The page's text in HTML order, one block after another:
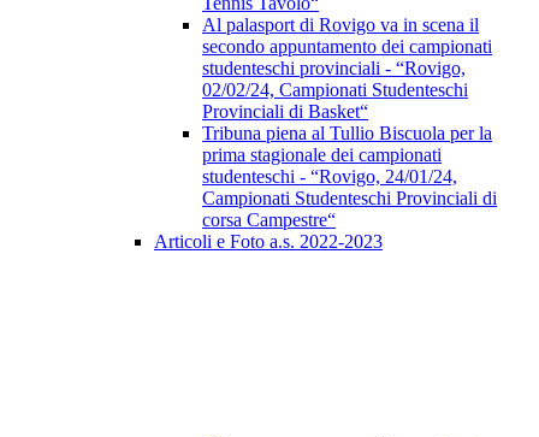
Al palasport di Rovigo va in scena il
secondo appuntamento dei campionati
studenteschi provinciali - “Rovigo,
02/02/24, Campionati Studenteschi
Provinciali di Basket“
Tribuna piena al Tullio Biscuola per la
prima stagionale dei campionati
studenteschi - “Rovigo, 24/01/24,
Campionati Studenteschi Provinciali di
corsa Campestre“
Articoli e Foto a.s. 2022-2023